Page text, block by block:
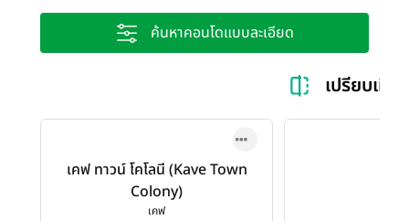
ค้นหาคอนโดแบบละเอียด
เปรียบเที
เคฟ ทาวน์ โคโลนี (Kave Town
Colony)
เคฟ